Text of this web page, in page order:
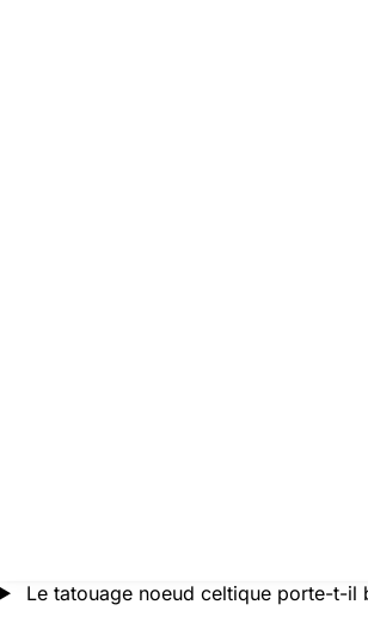
Le tatouage noeud celtique porte-t-il